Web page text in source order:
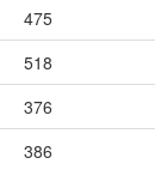
475
518
376
386